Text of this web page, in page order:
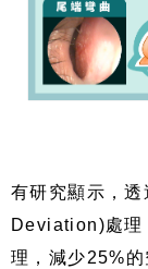
有研究顯示，
Deviation)處理
理，減少25%